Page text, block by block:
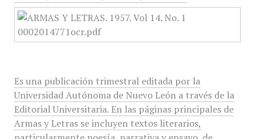
Es una publicación trimestral editada por la
Universidad Autónoma de Nuevo León a través de la
Editorial Universitaria. En las páginas principales de
Armas y Letras se incluyen textos literarios,